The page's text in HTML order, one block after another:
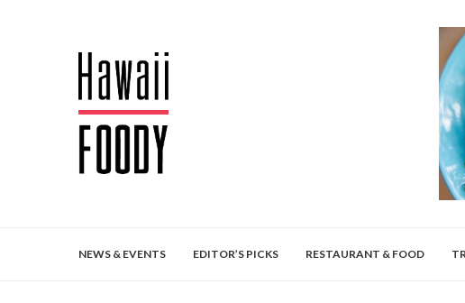
NEWS & EVENTS EDITOR’S PICKS RESTAURANT & FOOD